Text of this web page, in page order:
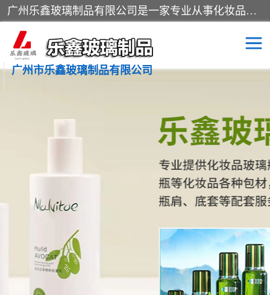
广州乐鑫玻璃制品有限公司是一家专业从事化妆品瓶子、化妆品玻璃瓶子、膏霜瓶、化妆品玻璃瓶等产品的集开发研制、生产、销售于一体的实业型玻璃制品生产企业。产品从设计、开模、试样、生产、蒙砂、抛光、喷涂、高低温单色及多色印刷，烫金（银）到交货实现一条龙服务。
广州市乐鑫玻璃制品有限公司
化妆品包装瓶 香水包装瓶
化妆品玻璃瓶
玻璃瓶
拉管瓶